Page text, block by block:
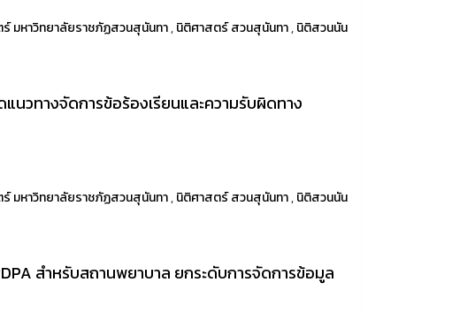
มหาวิทยาลัยราชภัฏสวนสุนันทา,นิติศาสตร์ สวนสุนันทา,นิติสวนนัน
นวทางจัดการข้อร้องเรียนและความรับผิดทาง
มหาวิทยาลัยราชภัฏสวนสุนันทา,นิติศาสตร์ สวนสุนันทา,นิติสวนนัน
สำหรับสถานพยาบาล ยกระดับการจัดการข้อมูล